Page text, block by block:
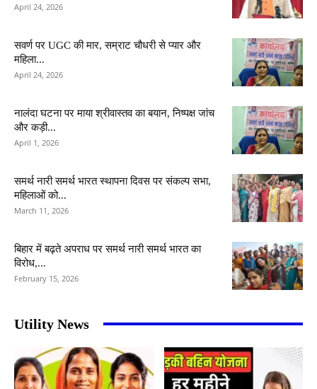
April 24, 2026
सवर्ण पर UGC की मार, सम्राट चौधरी से प्यार और
महिला...
April 24, 2026
नालंदा घटना पर माया श्रीवास्तव का बयान, निष्पक्ष जांच
और कड़ी...
April 1, 2026
समर्थ नारी समर्थ भारत स्थापना दिवस पर संकल्प सभा,
महिलाओं को...
March 11, 2026
बिहार में बढ़ते अपराध पर समर्थ नारी समर्थ भारत का
विरोध,...
February 15, 2026
Utility News